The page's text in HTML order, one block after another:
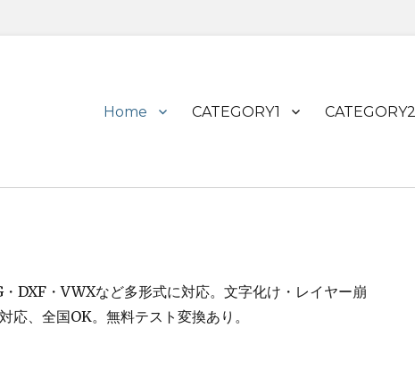
Primary
Home CATEGORY1 CATEGORY2
DXF・VWXなど多形式に対応。文字化け・レイヤー崩
、全国OK。無料テスト変換あり。